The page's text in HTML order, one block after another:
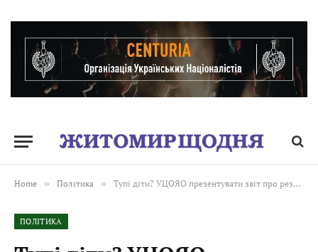
Home » Політика » Тупі діти? УЦОЯО презентувати звіт про результати загальнодержавного зовнішнього моніторингу якості початкової освіти 2024 року
ПОЛІТИКА